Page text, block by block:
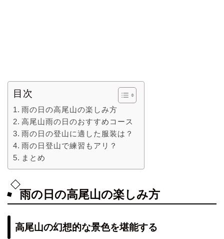
目次
雨の日の高尾山の楽しみ方
高尾山雨の日のおすすめコース
雨の日の登山に適した服装は？
雨の日登山で練習もアリ？
まとめ
雨の日の高尾山の楽しみ方
高尾山の幻想的な景色を堪能する